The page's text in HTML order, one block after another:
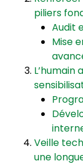
piliers
Audit
Mise
L’humain
Veille
une